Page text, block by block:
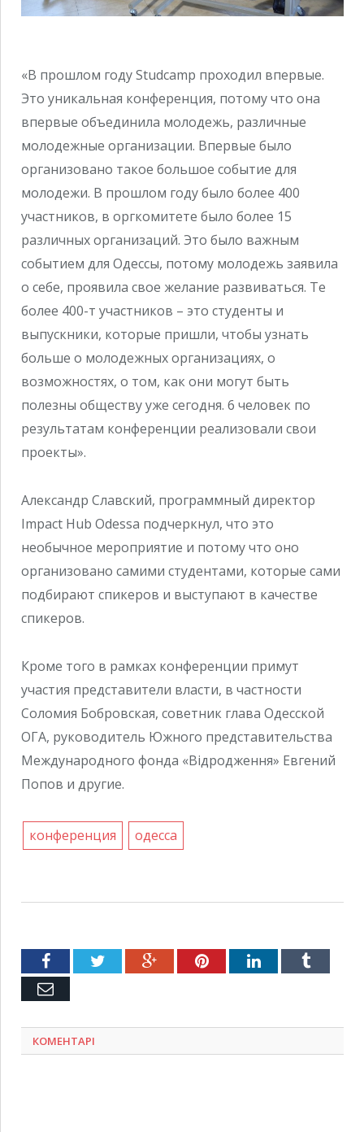
«В прошлом году Studcamp проходил впервые.
Это уникальная конференция, потому что она
впервые объединила молодежь, различные
молодежные организации. Впервые было
организовано такое большое событие для
молодежи. В прошлом году было более 400
участников, в оргкомитете было более 15
различных организаций. Это было важным
событием для Одессы, потому молодежь заявила
о себе, проявила свое желание развиваться. Те
более 400-т участников – это студенты и
выпускники, которые пришли, чтобы узнать
больше о молодежных организациях, о
возможностях, о том, как они могут быть
полезны обществу уже сегодня. 6 человек по
результатам конференции реализовали свои
проекты».
Александр Славский, программный директор
Impact Hub Odessa подчеркнул, что это
необычное мероприятие и потому что оно
организовано самими студентами, которые сами
подбирают спикеров и выступают в качестве
спикеров.
Кроме того в рамках конференции примут
участия представители власти, в частности
Соломия Бобровская, советник глава Одесской
ОГА, руководитель Южного представительства
Международного фонда «Відродження» Евгений
Попов и другие.
конференция одесса
FacebookTwitter Google+PinterestLinkedInTumblr
Емейл
КОМЕНТАРІ